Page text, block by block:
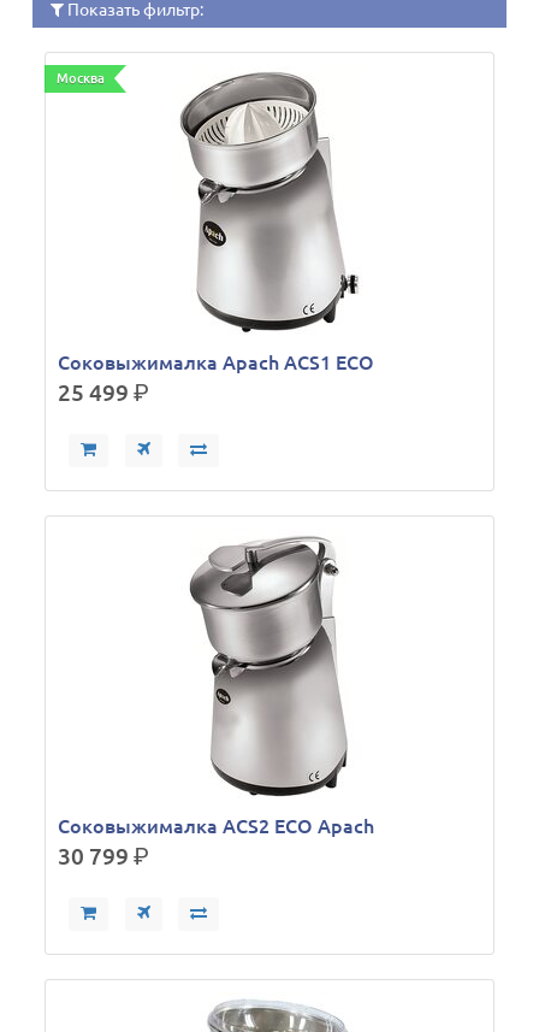
Показать фильтр:
Москва
Соковыжималка Apach ACS1 ECO
25 499р.
Соковыжималка ACS2 ECO Apach
30 799р.